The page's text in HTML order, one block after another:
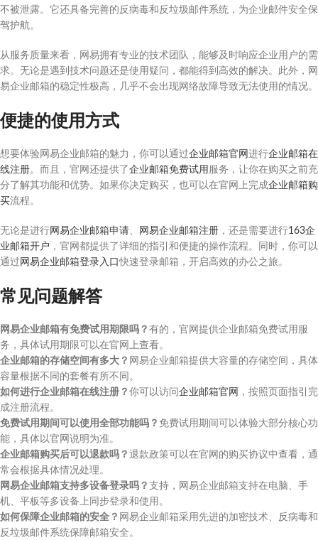
不被泄露。它还具备完善的反病毒和反垃圾邮件系统，为企业邮件安全保
驾护航。
从服务质量来看，网易拥有专业的技术团队，能够及时响应企业用户的需
求。无论是遇到技术问题还是使用疑问，都能得到高效的解决。此外，网
易企业邮箱的稳定性极高，几乎不会出现网络故障导致无法使用的情况。
便捷的使用方式
想要体验网易企业邮箱的魅力，你可以通过企业邮箱官网 进行企业邮箱在
线注册。而且，官网还提供了 企业邮箱免费试用 服务，让你在购买之前充
分了解其功能和优势。如果你决定购买，也可以在官网上完成企业邮箱购
买流程。
无论是进行网易企业邮箱申请、 网易企业邮箱注册 ，还是需要进行163企
业邮箱开户 ，官网都提供了详细的指引和便捷的操作流程。同时，你可以
通过 网易企业邮箱登录入口快速登录邮箱，开启高效的办公之旅。
常见问题解答
网易企业邮箱有免费试用期限吗？ 有的，官网提供企业邮箱免费试用服
务，具体试用期限可以在官网上查看。
企业邮箱的存储空间有多大？ 网易企业邮箱提供大容量的存储空间，具体
容量根据不同的套餐有所不同。
如何进行企业邮箱在线注册？ 你可以访问 企业邮箱官网
，按照页面指引完
成注册流程。
免费试用期间可以使用全部功能吗？ 免费试用期间可以体验大部分核心功
能，具体以官网说明为准。
企业邮箱购买后可以退款吗？ 退款政策可以在官网的购买协议中查看，通
常会根据具体情况处理。
网易企业邮箱支持多设备登录吗？ 支持，网易企业邮箱支持在电脑、手
机、平板等多设备上同步登录和使用。
如何保障企业邮箱的安全？ 网易企业邮箱采用先进的加密技术、反病毒和
反垃圾邮件系统保障邮箱安全。